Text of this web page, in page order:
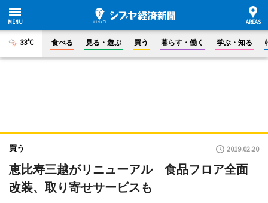
33°C 食べる 見る・遊ぶ 買う 暮らす・働く 学ぶ・知る
買う 2019.02.20
恵比寿三越がリニューアル 食品フロア全面
改装、取り寄せサービスも